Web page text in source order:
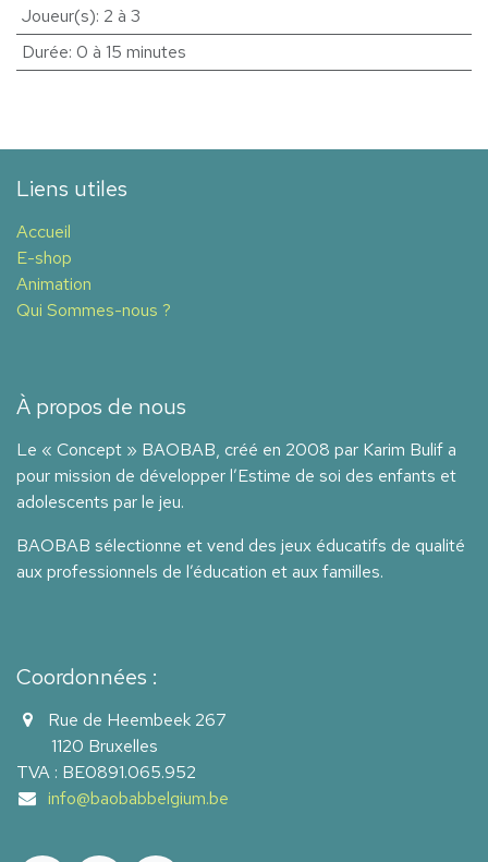
Joueur(s): 2 à 3
Durée: 0 à 15 minutes
Liens utiles
Accueil
E-shop
Animation
Qui Sommes-nous ?
À propos de nous
Le « Concept » BAOBAB, créé en 2008 par Karim Bulif a
pour mission de développer l’Estime de soi des enfants et
adolescents par le jeu.
BAOBAB sélectionne et vend des jeux éducatifs de qualité
aux professionnels de l’éducation et aux familles.
Coordonnées :
Rue de Heembeek 267
1120 Bruxelles
TVA : BE0891.065.952
info@baobabbelgium.be